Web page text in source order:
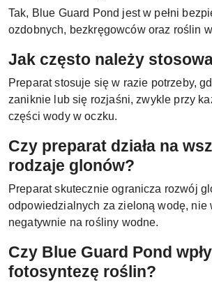
Tak, Blue Guard Pond jest w pełni
ozdobnych, bezkręgowców oraz roślin
Jak często należy
Preparat stosuje się w razie potrzeby,
zaniknie lub się rozjaśni, zwykle przy
części wody w oczku.
Czy preparat działa na
rodzaje glonów?
Preparat skutecznie ogranicza rozwój
odpowiedzialnych za zieloną wodę, nie
negatywnie na rośliny wodne.
Czy Blue Guard Pond
fotosyntezę roślin?